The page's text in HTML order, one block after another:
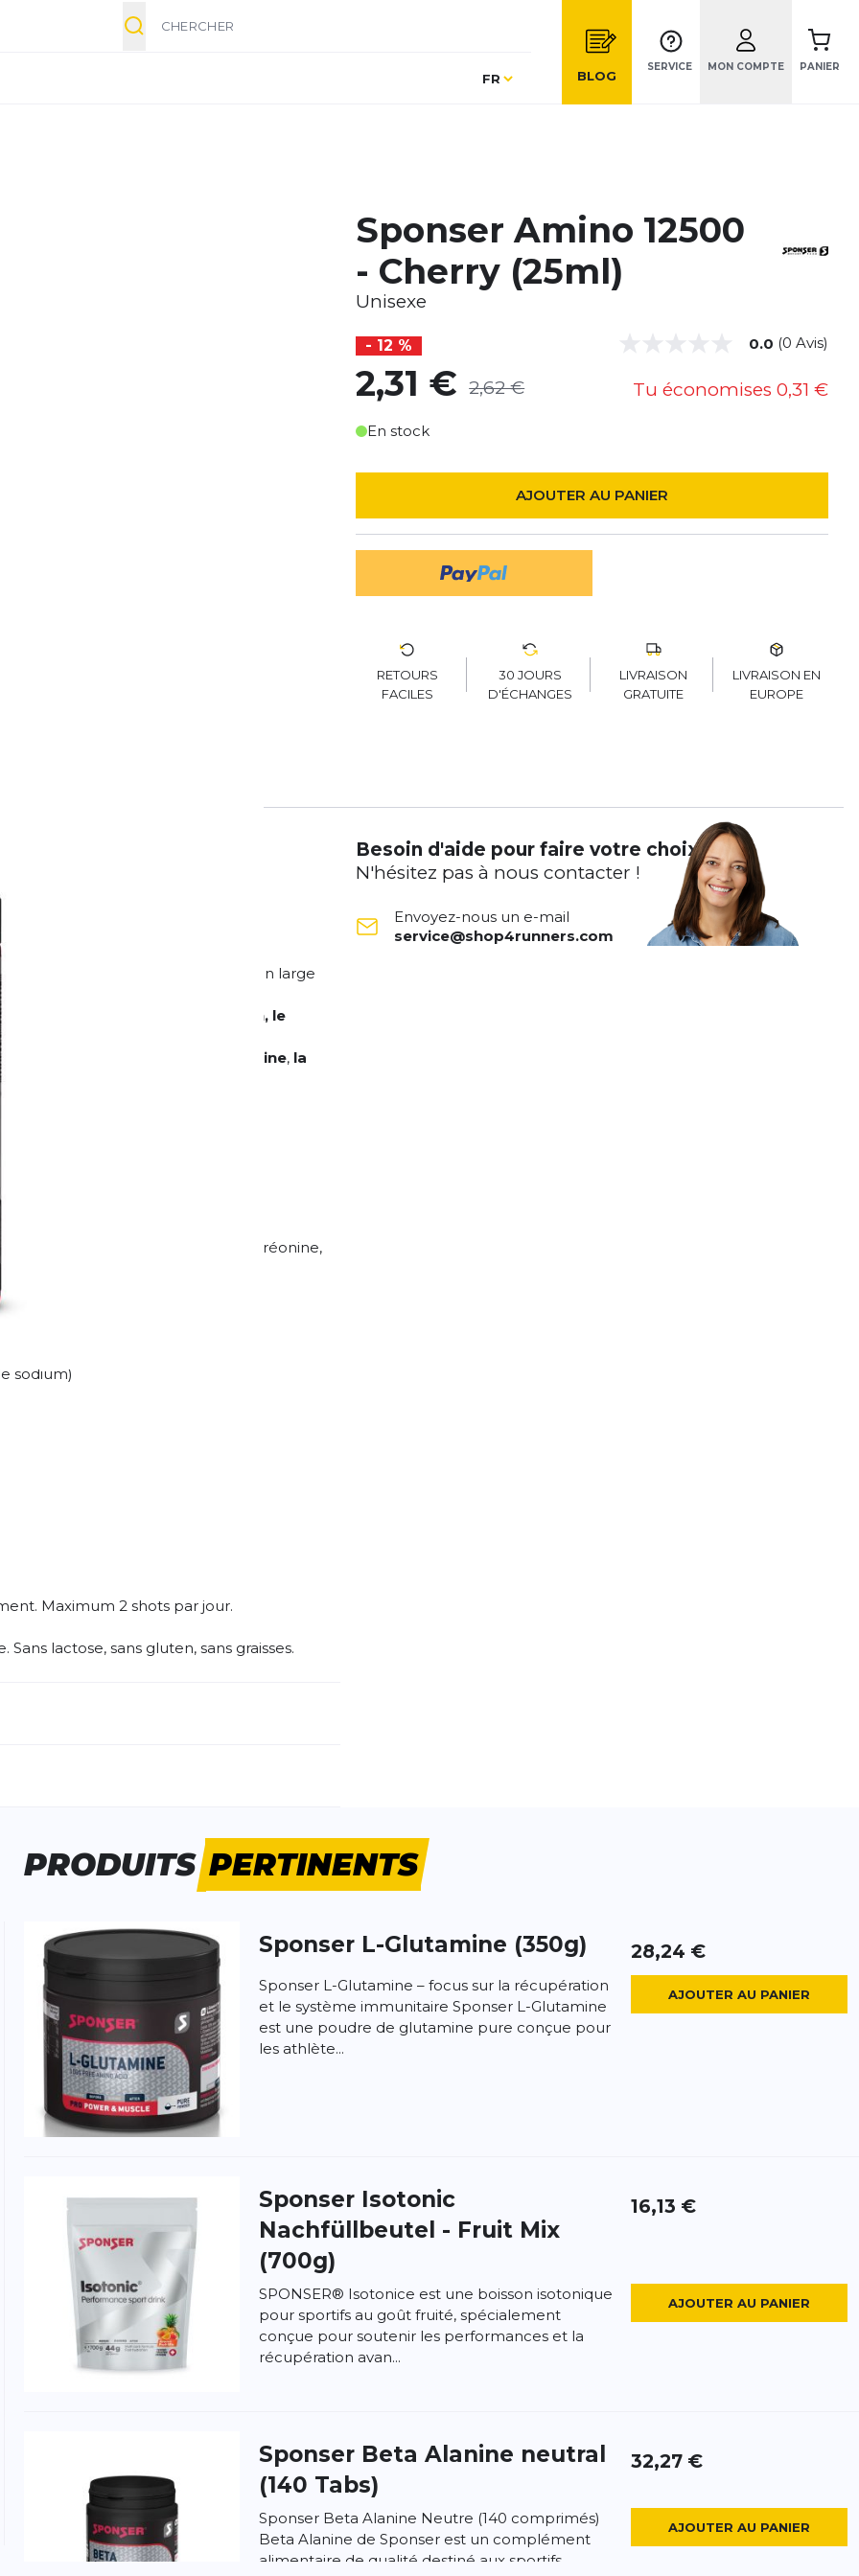
Langue
FR BLOG
SERVICE MON COMPTE PANIER
Sponser Amino 12500
- Cherry (25ml)
Unisexe
- 12 % 0.0 (0 Avis)
2,31 € 2,62 € Tu économises 0,31 €
En stock
AJOUTER AU PANIER
RETOURS
FACILES
30 JOURS
D'ÉCHANGES
LIVRAISON
GRATUITE
LIVRAISON EN
EUROPE
d’acides aminés
avec un large
efficacement la
construction, le
intensif.
isoleucine, valine) l’arginine, la
d’acides aminés.
HCl, L-isoleucine, L-valine, L-thréonine,
sodium)
Maximum 2 shots par jour.
lactose, sans gluten, sans graisses.
produit
la politique de confidentialité et
Besoin d'aide pour faire votre choix ?
N'hésitez pas à nous contacter !
Envoyez-nous un e-mail
service@shop4runners.com
PRODUITSPERTINENTS
Sponser L-Glutamine (350g) 28,24 €
Sponser L-Glutamine – focus sur la récupération
et le système immunitaire Sponser L-Glutamine
est une poudre de glutamine pure conçue pour
les athlète...
AJOUTER AU PANIER
Sponser Isotonic
Nachfüllbeutel - Fruit Mix
(700g)
16,13 €
SPONSER® Isotonice est une boisson isotonique
pour sportifs au goût fruité, spécialement
conçue pour soutenir les performances et la
récupération avan...
AJOUTER AU PANIER
Sponser Beta Alanine neutral
(140 Tabs)
32,27 €
Sponser Beta Alanine Neutre (140 comprimés)
Beta Alanine de Sponser est un complément
alimentaire de qualité destiné aux sportifs
AJOUTER AU PANIER